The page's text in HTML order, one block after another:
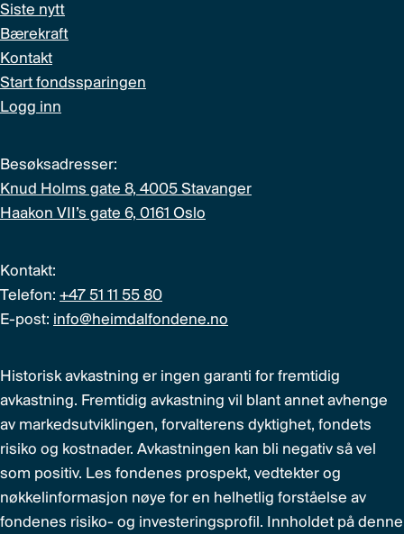
Siste nytt
Bærekraft
Kontakt
Start fondssparingen
Logg inn
Besøksadresser:
Knud Holms gate 8, 4005 Stavanger
Haakon VII’s gate 6, 0161 Oslo
Kontakt:
Telefon: +47 51 11 55 80
E-post: info@heimdalfondene.no
Historisk avkastning er ingen garanti for fremtidig
avkastning. Fremtidig avkastning vil blant annet avhenge
av markedsutviklingen, forvalterens dyktighet, fondets
risiko og kostnader. Avkastningen kan bli negativ så vel
som positiv. Les fondenes prospekt, vedtekter og
nøkkelinformasjon nøye for en helhetlig forståelse av
fondenes risiko- og investeringsprofil. Innholdet på denne